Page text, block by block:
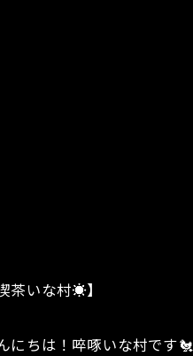
喫茶いな村☀️】
にちは！啐啄いな村です🐔